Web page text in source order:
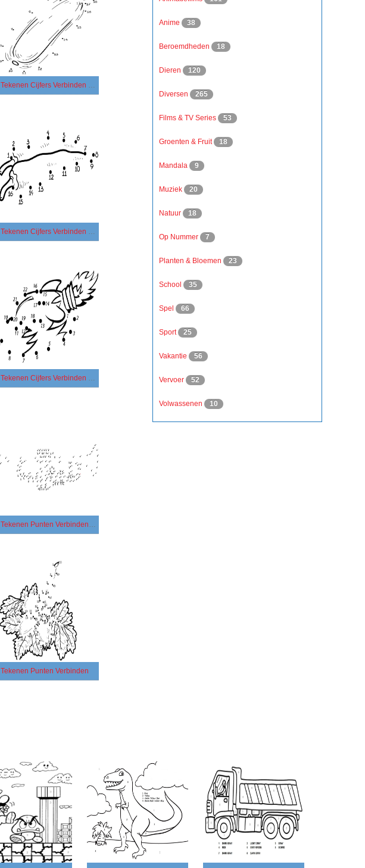
Tekenen Cijfers Verbinden afdrukbaar
Tekenen Cijfers Verbinden gratis afdrukbaar
Tekenen Cijfers Verbinden voor kinderen
Tekenen Punten Verbinden eenvoudig
Tekenen Punten Verbinden
Anime 38
Beroemdheden 18
Dieren 120
Diversen 265
Films & TV Series 53
Groenten & Fruit 18
Mandala 9
Muziek 20
Natuur 18
Op Nummer 7
Planten & Bloemen 23
School 35
Spel 66
Sport 25
Vakantie 56
Vervoer 52
Volwassenen 10